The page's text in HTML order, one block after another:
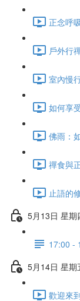
正念呼
戶外行
室內慢
如何享
佛雨：
禪食與
止語的
5月13日 星期
17:00 -
5月14日 星期
歡迎來